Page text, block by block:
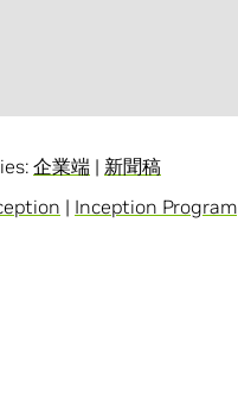
企業端 | 新聞稿
| Inception Program